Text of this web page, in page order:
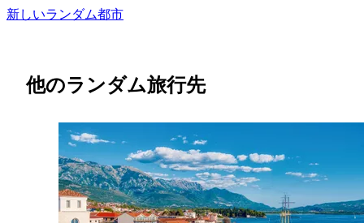
新しいランダム都市
他のランダム旅行先